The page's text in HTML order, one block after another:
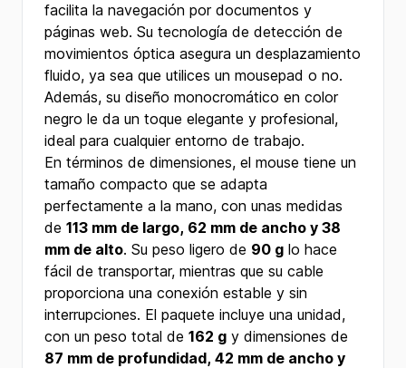
facilita la navegación por documentos y
páginas web. Su tecnología de detección de
movimientos óptica asegura un desplazamiento
fluido, ya sea que utilices un mousepad o no.
Además, su diseño monocromático en color
negro le da un toque elegante y profesional,
ideal para cualquier entorno de trabajo.
En términos de dimensiones, el mouse tiene un
tamaño compacto que se adapta
perfectamente a la mano, con unas medidas
de 113 mm de largo, 62 mm de ancho y 38
mm de alto. Su peso ligero de 90 g lo hace
fácil de transportar, mientras que su cable
proporciona una conexión estable y sin
interrupciones. El paquete incluye una unidad,
con un peso total de 162 g y dimensiones de
87 mm de profundidad, 42 mm de ancho y